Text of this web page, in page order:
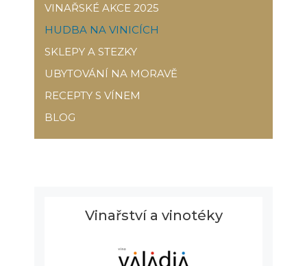
VINAŘSKÉ AKCE 2025
HUDBA NA VINICÍCH
SKLEPY A STEZKY
UBYTOVÁNÍ NA MORAVĚ
RECEPTY S VÍNEM
BLOG
Vinařství a vinotéky